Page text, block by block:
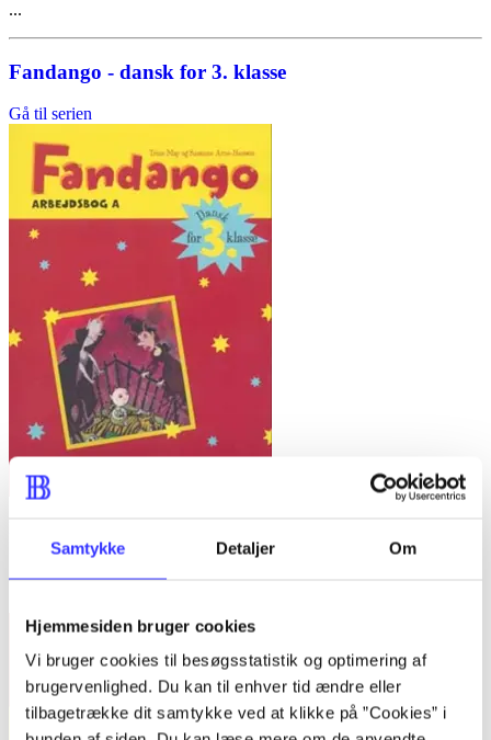
Samtykke Detaljer Om
Hjemmesiden bruger cookies
Vi bruger cookies til besøgsstatistik og optimering af
brugervenlighed. Du kan til enhver tid ændre eller
tilbagetrække dit samtykke ved at klikke på ”Cookies” i
...
Fandango - dansk for 3. klasse
Gå til serien
Bind A
Trine May